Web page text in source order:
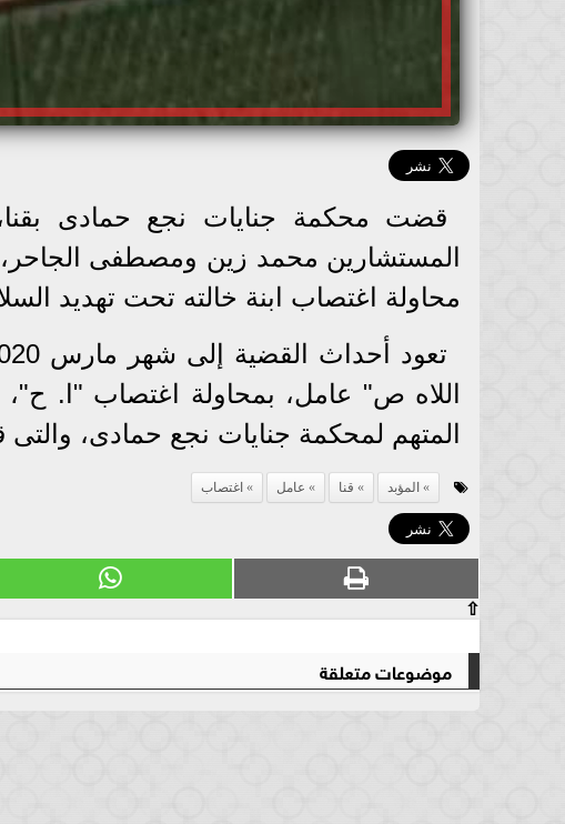
قضت محكمة جنايات نجع حمادى
محاولة اغتصاب ابنة خالته تحت تهديد
اللاه ص" عامل، بمحاولة اغتصاب "ا. ح"،
المتهم لمحكمة جنايات نجع حمادى، والتى قضت
المؤبد قنا عامل اغتصاب
⇧
موضوعات متعلقة